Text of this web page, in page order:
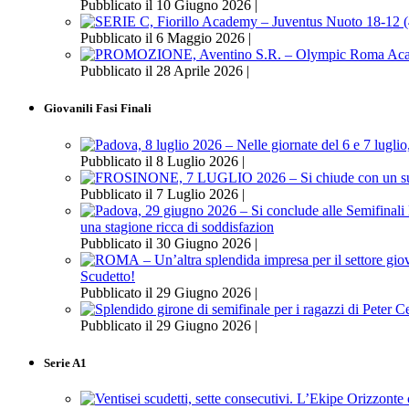
Pubblicato il 10 Giugno 2026 |
Pubblicato il 6 Maggio 2026 |
Pubblicato il 28 Aprile 2026 |
Giovanili Fasi Finali
Pubblicato il 8 Luglio 2026 |
Pubblicato il 7 Luglio 2026 |
una stagione ricca di soddisfazion
Pubblicato il 30 Giugno 2026 |
Scudetto!
Pubblicato il 29 Giugno 2026 |
Pubblicato il 29 Giugno 2026 |
Serie A1